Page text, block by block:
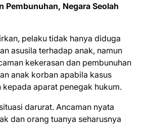
Pembunuhan, Negara Seolah
pelaku tidak hanya diduga
asusila terhadap anak, namun
kekerasan dan pembunuhan
anak korban apabila kasus
aparat penegak hukum.
darurat. Ancaman nyata
dan orang tuanya seharusnya